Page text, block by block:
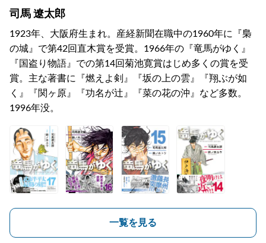
司馬 遼太郎
1923年、大阪府生まれ。産経新聞在職中の1960年に『梟
の城』で第42回直木賞を受賞。1966年の『竜馬がゆく』
『国盗り物語』での第14回菊池寛賞はじめ多くの賞を受
賞。主な著書に『燃えよ剣』『坂の上の雲』『翔ぶが如
く』『関ヶ原』『功名が辻』『菜の花の沖』など多数。
1996年没。
一覧を見る